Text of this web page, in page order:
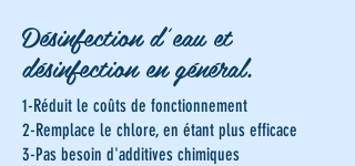
Désinfection d'eau et
désinfection en général.
1-Réduit le coûts de fonctionnement
2-Remplace le chlore, en étant plus efficace
3-Pas besoin d'additives chimiques